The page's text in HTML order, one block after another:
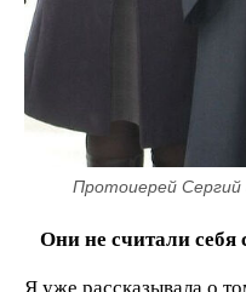
Протоиерей Сергий
Они не считали